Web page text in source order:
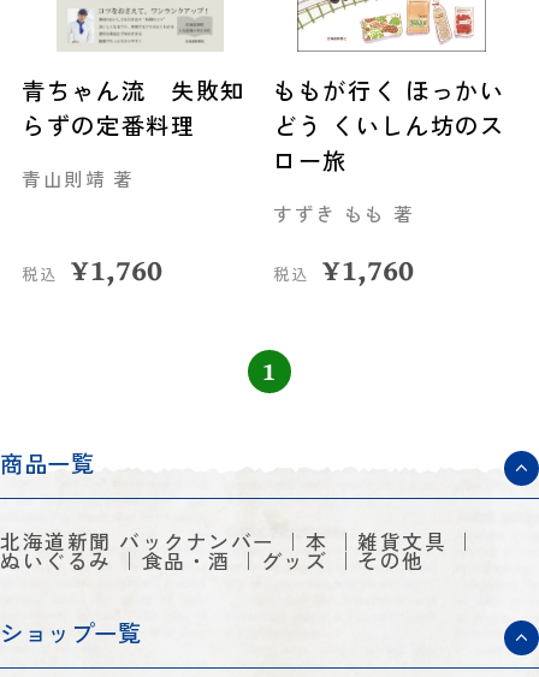
青ちゃん流 失敗知
らずの定番料理
青山則靖 著
税込 ¥1,760
ももが行く ほっかい
どう くいしん坊のス
ロー旅
すずき もも 著
税込 ¥1,760
1
商品一覧
北海道新聞 バックナンバー 本 雑貨文具
ぬいぐるみ 食品・酒 グッズ その他
ショップ一覧